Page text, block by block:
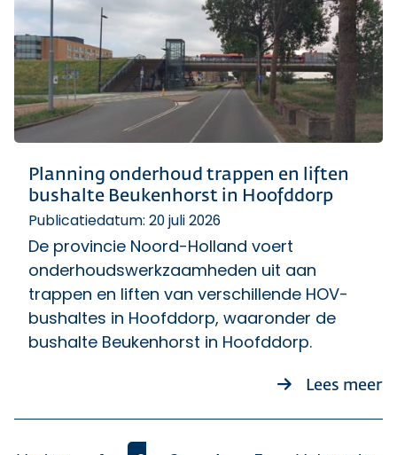
Planning onderhoud trappen en liften
bushalte Beukenhorst in Hoofddorp
Publicatiedatum: 20 juli 2026
De provincie Noord-Holland voert
onderhoudswerkzaamheden uit aan
trappen en liften van verschillende HOV-
bushaltes in Hoofddorp, waaronder de
bushalte Beukenhorst in Hoofddorp.
Lees meer